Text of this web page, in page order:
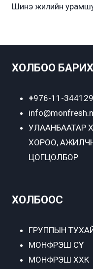
Шинэ жилийн
ХОЛБОО БАРИХ
+976-11-344129
УЛААНБААТАР
ХОРОО,
ЦОГЦОЛБОР
ХОЛБООС
ГРУППЫН
МОНФРЭШ СҮҮ
МОНФРЭШ ХХК